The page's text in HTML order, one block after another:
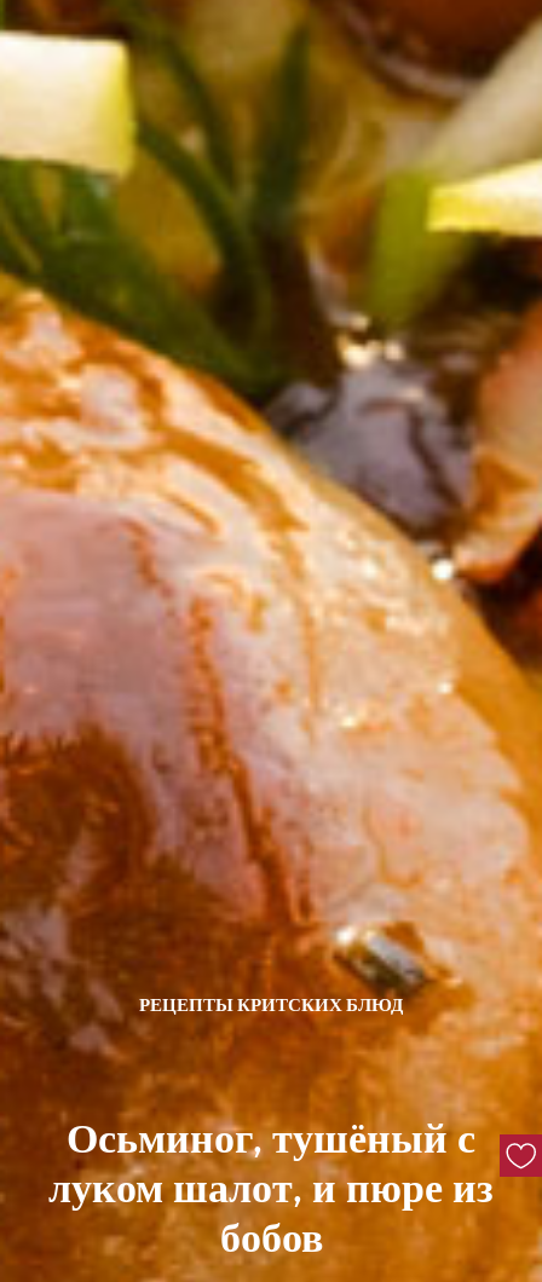
РЕЦЕПТЫ КРИТСКИХ БЛЮД
Осьминог, тушёный с
луком шалот, и пюре из
бобов